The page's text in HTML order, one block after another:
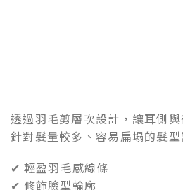
透過羽毛剪層次設計，讓耳側
針對髮量較多、容易扁塌的髮
✔ 輕盈羽毛感線條
✔ 修飾臉型輪廓